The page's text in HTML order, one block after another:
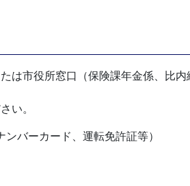
は市役所窓口（保険課年金係、比
い。
バーカード、運転免許証等）